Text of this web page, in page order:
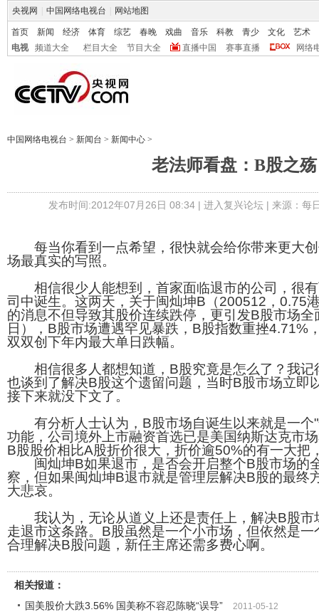
央视网 中国网络电视台 网站地图
首页 新闻 经济 体育 综艺 春晚 戏曲 音乐 科教 青少 文化
艺术
电视
频道大全 栏目大全 节目大全 直播中国 赛事直播 网络
中国网络电视台 > 新闻台 > 新闻中心 >
老法师看盘：B股之殇
发布时间:2012年07月26日 08:34 | 进入复兴论坛| 来源：每
每当你看到一点希望，很快就会给你带来更大创
场最真实的写照。
相信很少人能想到，首家面临退市的公司，很有
司中诞生。这两天，关于闽灿坤B（200512，0.75
的消息不但导致其股价连续跌停，更引发B股市场
日），B股市场遭遇罕见暴跌，B股指数重挫4.71%
双双创下年内最大单日跌幅。
相信很多人都想知道，B股究竟是怎么了？我记
也谈到了解决B股这个遗留问题，当时B股市场立即
接下来就没下文了。
有分析人士认为，B股市场自诞生以来就是一个"
功能，公司境外上市融资首选已是美国纳斯达克市
B股股价相比A股折价很大，折价逾50%的有一大把
闽灿坤B如果退市，是否会开启整个B股市场的
察，但如果闽灿坤B退市就是管理层解决B股的最终
大悲哀。
我认为，无论从道义上还是责任上，解决B股市
走退市这条路。B股虽然是一个小市场，但依然是
合理解决B股问题，新任主席还需多费心啊。
相关报道：
国美股价大跌3.56% 国美称不容忍陈晓“误导”
2011-05-12